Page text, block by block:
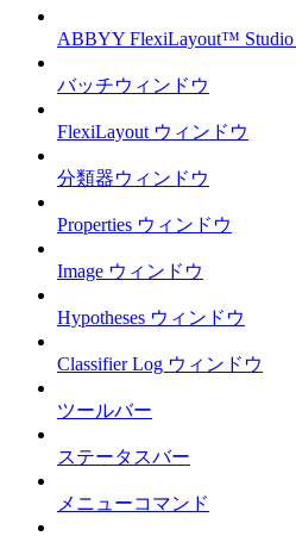
ABBYY FlexiLayout™
バッチウィンドウ
FlexiLayout ウィンドウ
分類器ウィンドウ
Properties ウィンドウ
Image ウィンドウ
Hypotheses ウィンドウ
Classifier Log ウィンドウ
ツールバー
ステータスバー
メニューコマンド